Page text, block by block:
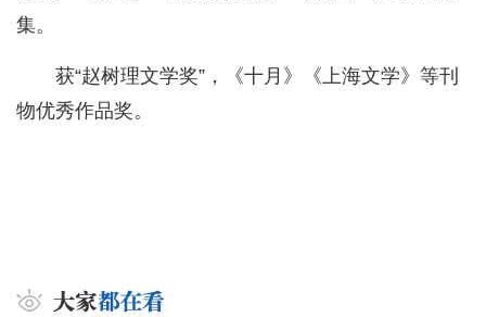
集。
获“赵树理文学奖”，《十月》《上海文学》等刊
物优秀作品奖。